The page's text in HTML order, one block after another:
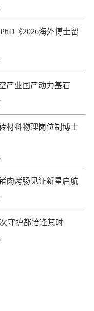
《2026海外博士留
产业国产动力基石
材料物理岗位制博士
肉烤肠见证新星启航
守护都恰逢其时